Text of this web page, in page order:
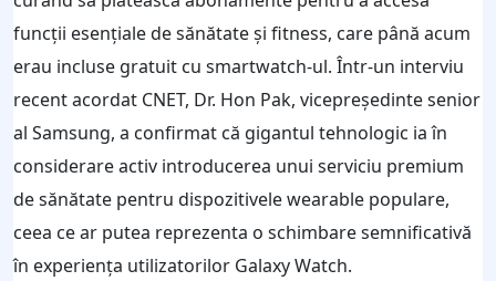
funcții esențiale de sănătate și fitness, care până acum
erau incluse gratuit cu smartwatch-ul. Într-un interviu
recent acordat CNET, Dr. Hon Pak, vicepreședinte senior
al Samsung, a confirmat că gigantul tehnologic ia în
considerare activ introducerea unui serviciu premium
de sănătate pentru dispozitivele wearable populare,
ceea ce ar putea reprezenta o schimbare semnificativă
în experiența utilizatorilor Galaxy Watch.